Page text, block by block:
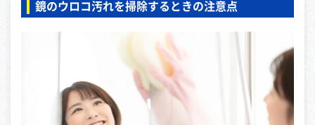
鏡のウロコ汚れを掃除するときの注意点